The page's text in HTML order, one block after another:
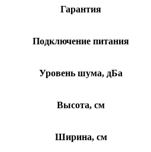
Гарантия
Подключение питания
Уровень шума, дБа
Высота, см
Ширина, см